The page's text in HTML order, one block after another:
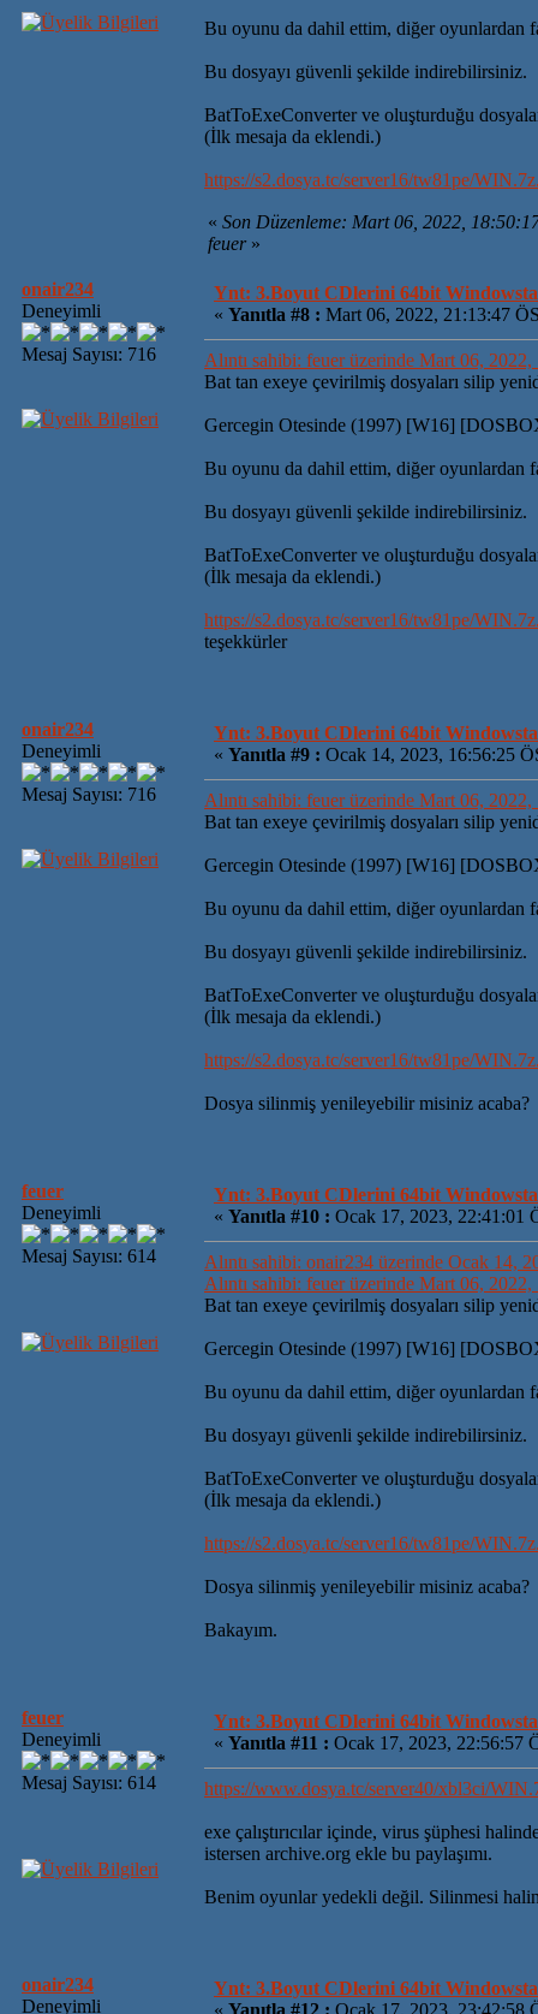
Bu oyunu da dahil ettim, diğer oyunlardan
Bu dosyayı güvenli şekilde indirebilirsiniz.
BatToExeConverter ve oluşturduğu
(İlk mesaja da eklendi.)
https://s2.dosya.tc/server16/tw81pe/
« Son Düzenleme: Mart 06, 2022,
feuer»
onair234
Deneyimli
Mesaj Sayısı: 716
Ynt: 3.Boyut CDlerini 64bit Windowsta
« Yanıtla #8 : Mart 06, 2022, 21:13:47
Alıntı sahibi: feuer üzerinde Mart 06,
Bat tan exeye çevirilmiş dosyaları silip
Gercegin Otesinde (1997) [W16]
Bu oyunu da dahil ettim, diğer oyunlardan
Bu dosyayı güvenli şekilde indirebilirsiniz.
BatToExeConverter ve oluşturduğu
(İlk mesaja da eklendi.)
https://s2.dosya.tc/server16/tw81pe/
teşekkürler
onair234
Deneyimli
Mesaj Sayısı: 716
Ynt: 3.Boyut CDlerini 64bit Windowsta
« Yanıtla #9 : Ocak 14, 2023, 16:56:25
Alıntı sahibi: feuer üzerinde Mart 06,
Bat tan exeye çevirilmiş dosyaları silip
Gercegin Otesinde (1997) [W16]
Bu oyunu da dahil ettim, diğer oyunlardan
Bu dosyayı güvenli şekilde indirebilirsiniz.
BatToExeConverter ve oluşturduğu
(İlk mesaja da eklendi.)
https://s2.dosya.tc/server16/tw81pe/
Dosya silinmiş yenileyebilir misiniz acaba?
feuer
Deneyimli
Mesaj Sayısı: 614
Ynt: 3.Boyut CDlerini 64bit Windowsta
« Yanıtla #10 : Ocak 17, 2023, 22:41:01
Alıntı sahibi: onair234 üzerinde Ocak 14,
Alıntı sahibi: feuer üzerinde Mart 06,
Bat tan exeye çevirilmiş dosyaları silip
Gercegin Otesinde (1997) [W16]
Bu oyunu da dahil ettim, diğer oyunlardan
Bu dosyayı güvenli şekilde indirebilirsiniz.
BatToExeConverter ve oluşturduğu
(İlk mesaja da eklendi.)
https://s2.dosya.tc/server16/tw81pe/
Dosya silinmiş yenileyebilir misiniz acaba?
Bakayım.
feuer
Deneyimli
Mesaj Sayısı: 614
Ynt: 3.Boyut CDlerini 64bit Windowsta
« Yanıtla #11 : Ocak 17, 2023, 22:56:57
https://www.dosya.tc/server40/xbl3ci/
exe çalıştırıcılar içinde, virus şüphesi
istersen archive.org ekle bu paylaşımı.
Benim oyunlar yedekli değil. Silinmesi
onair234
Deneyimli
Ynt: 3.Boyut CDlerini 64bit Windowsta
« Yanıtla #12 : Ocak 17, 2023, 23:42:58